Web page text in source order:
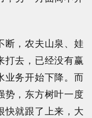
断，农夫山泉、娃
打去，已经没有赢
业务开始下降。而
势，东方树叶一度
快就跟了上来，大